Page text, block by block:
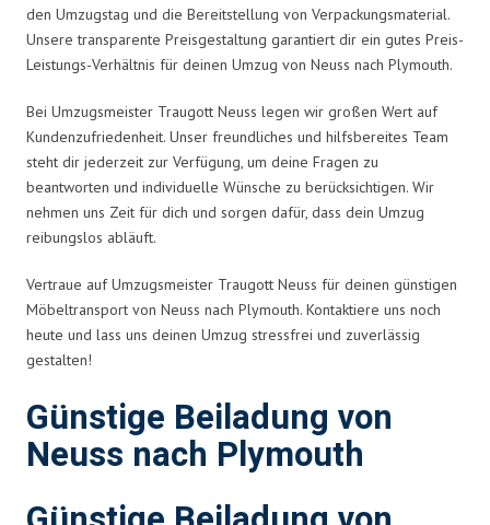
den Umzugstag und die Bereitstellung von Verpackungsmaterial.
Unsere transparente Preisgestaltung garantiert dir ein gutes Preis-
Leistungs-Verhältnis für deinen Umzug von Neuss nach Plymouth.
Bei Umzugsmeister Traugott Neuss legen wir großen Wert auf
Kundenzufriedenheit. Unser freundliches und hilfsbereites Team
steht dir jederzeit zur Verfügung, um deine Fragen zu
beantworten und individuelle Wünsche zu berücksichtigen. Wir
nehmen uns Zeit für dich und sorgen dafür, dass dein Umzug
reibungslos abläuft.
Vertraue auf Umzugsmeister Traugott Neuss für deinen günstigen
Möbeltransport von Neuss nach Plymouth. Kontaktiere uns noch
heute und lass uns deinen Umzug stressfrei und zuverlässig
gestalten!
Günstige Beiladung von
Neuss nach Plymouth